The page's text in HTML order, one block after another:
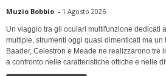
Muzio Bobbio - 1 Agosto 2026
Un viaggio tra gli oculari multifunzione dedicati
multiple, strumenti oggi quasi dimenticati ma un
Baader, Celestron e Meade ne realizzarono tre
a confronto nelle caratteristiche ottiche e nelle